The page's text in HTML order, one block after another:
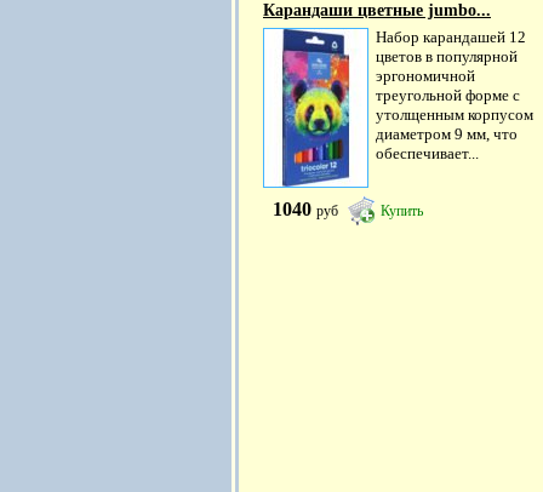
Карандаши цветные jumbo...
Набор карандашей 12
цветов в популярной
эргономичной
треугольной форме с
утолщенным корпусом
диаметром 9 мм, что
обеспечивает...
1040 руб Купить